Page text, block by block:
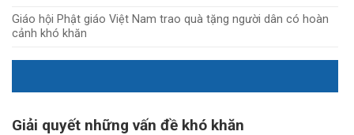
Giáo hội Phật giáo Việt Nam trao quà tặng người dân có hoàn
cảnh khó khăn
Giải quyết những vấn đề khó khăn